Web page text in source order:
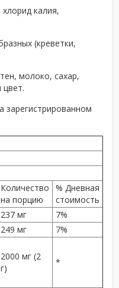
калия,
(креветки,
молоко, сахар,
цвет.
зарегистрированном
Количество
на порцию
% Дневная
стоимость
237 мг
7%
249 мг
7%
2000 мг (2
г)
*